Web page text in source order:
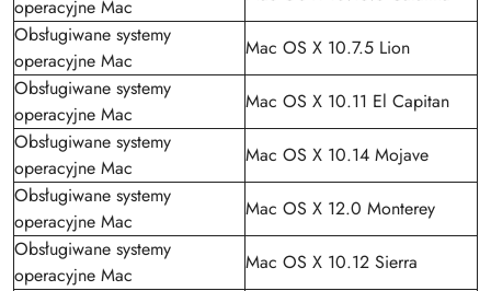
operacyjne Mac
Obsługiwane systemy
operacyjne Mac
Mac OS X 10.7.5 Lion
Obsługiwane systemy
operacyjne Mac
Mac OS X 10.11 El Capitan
Obsługiwane systemy
operacyjne Mac
Mac OS X 10.14 Mojave
Obsługiwane systemy
operacyjne Mac
Mac OS X 12.0 Monterey
Obsługiwane systemy
operacyjne Mac
Mac OS X 10.12 Sierra